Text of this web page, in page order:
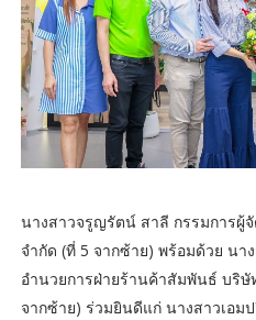
นางสาวจรูญรัตน์ สาลี กรรมการผู้
จำกัด (ที่ 5 จากซ้าย) พร้อมด้วย นา
อำนวยการฝ่ายร้านค้าสัมพันธ์ บริษั
จากซ้าย) ร่วมยินดีแก่ นางสาวเอ